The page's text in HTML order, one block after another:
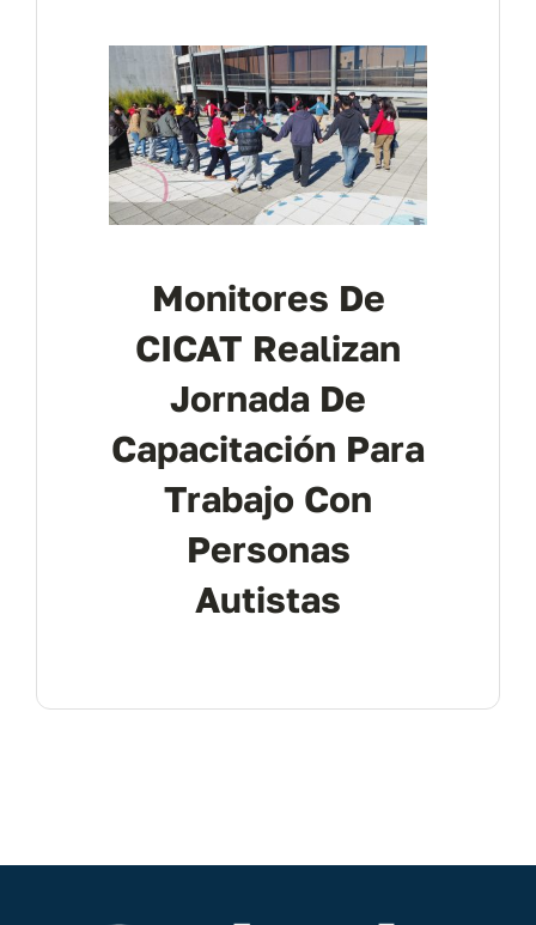
Monitores De
CICAT Realizan
Jornada De
Capacitación Para
Trabajo Con
Personas
Autistas